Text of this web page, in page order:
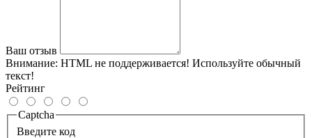
Ваш отзыв
Внимание: HTML не поддерживается! Используйте обычный
текст!
Рейтинг
Captcha
Введите код